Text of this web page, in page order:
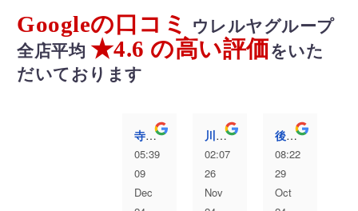
Googleの口コミ
ウレルヤグループ
全店平均 ★4.6 の高い評価をいた
だいております
寺澤愛弥
05:39
09
Dec
川村洸太
02:07
26
Nov
後藤むぎ
08:22
29
Oct